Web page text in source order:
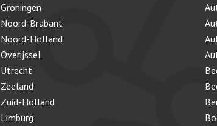
Groningen
Noord-Brabant
Noord-Holland
Overijssel
Utrecht
Zeeland
Zuid-Holland
Limburg